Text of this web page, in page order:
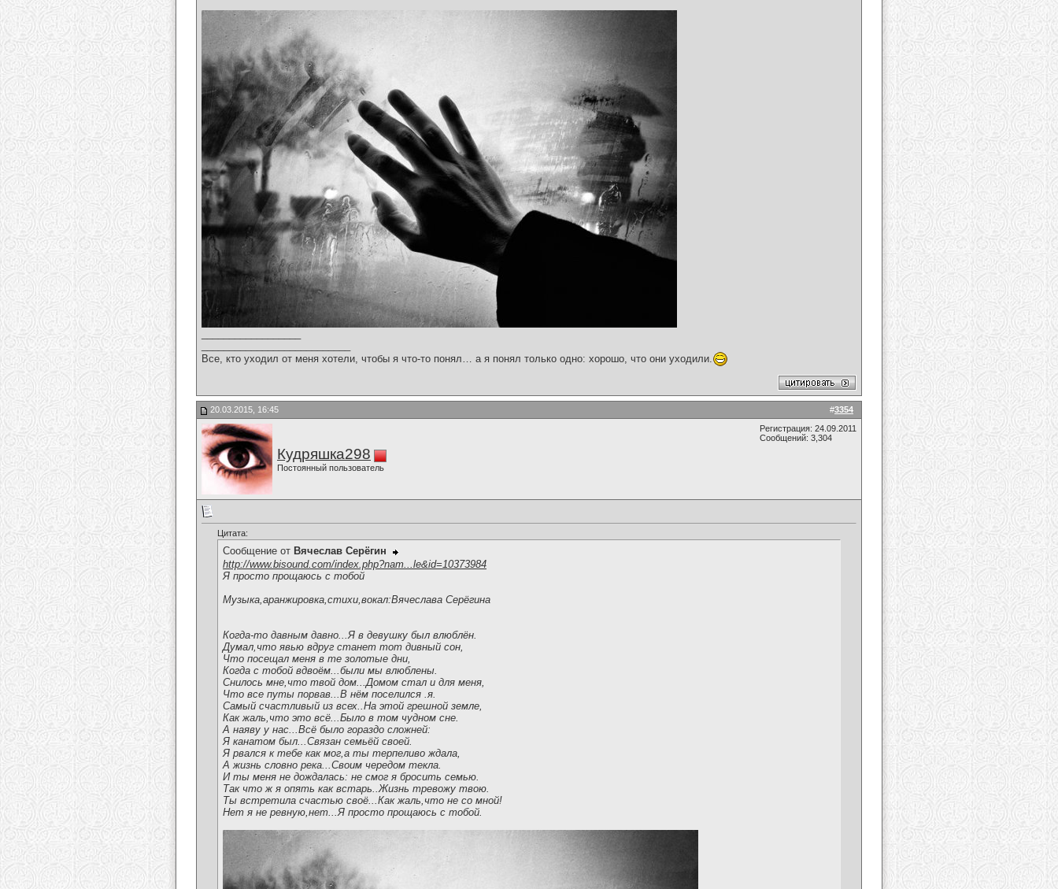
Все, кто уходил от меня хотели, чтобы я что-то понял… а я понял только одно: хорошо, что они уходили.
#3354
20.03.2015, 16:45
Кудряшка298
Постоянный пользователь
Регистрация: 24.09.2011
Сообщений: 3,304
Цитата:
Сообщение от Вячеслав Серёгин
http://www.bisound.com/index.php?nam...le&id=10373984
Я просто прощаюсь с тобой
Музыка,аранжировка,стихи,вокал:Вячеслава Серёгина
Когда-то давным давно...Я в девушку был влюблён.
Думал,что явью вдруг станет тот дивный сон,
Что посещал меня в те золотые дни,
Когда с тобой вдвоём...были мы влюблены.
Снилось мне,что твой дом...Домом стал и для меня,
Что все путы порвав...В нём поселился .я.
Самый счастливый из всех..На этой грешной земле,
Как жаль,что это всё...Было в том чудном сне.
А наяву у нас...Всё было гораздо сложней:
Я канатом был...Связан семьёй своей.
Я рвался к тебе как мог,а ты терпеливо ждала,
А жизнь словно река...Своим чередом текла.
И ты меня не дождалась: не смог я бросить семью.
Так что ж я опять как встарь..Жизнь тревожу твою.
Ты встретила счастью своё...Как жаль,что не со мной!
Нет я не ревную,нет...Я просто прощаюсь с тобой.